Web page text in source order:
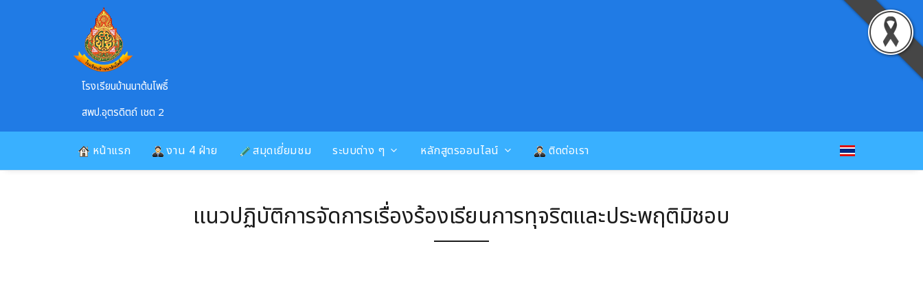
Skip to main content
โรงเรียนบ้านนาต้นโพธิ์
สพป.อุตรดิตถ์ เชต 2
หน้าแรก งาน 4 ฝ่าย สมุดเยี่ยมชม ระบบต่าง ๆ หลักสูตรออนไลน์ ติดต่อเรา
แนวปฏิบัติการจัดการเรื่องร้องเรียนการทุจริตและประพฤติมิชอบ